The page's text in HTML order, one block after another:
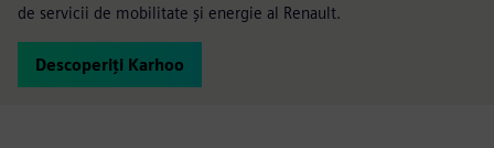
de servicii de mobilitate și energie al Renault.
Descoperiți Karhoo